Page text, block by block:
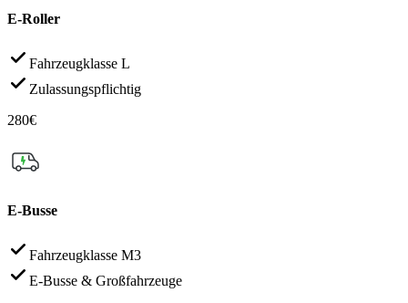
E-Roller
Fahrzeugklasse L
Zulassungspflichtig
280€
E-Busse
Fahrzeugklasse M3
E-Busse & Großfahrzeuge